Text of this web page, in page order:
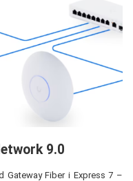
9.0
Fiber і Express 7 –